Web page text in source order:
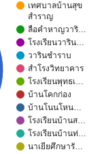
เทศบาลบ้านสุข
สำราญ
ลือคำหาญวาริ…
โรงเรียนวาริน…
วารินชำราบ
สำโรงวิทยาคาร
โรงเรียนพุทธเ…
บ้านโคกก่อง
บ้านโนนโหน…
โรงเรียนบ้านส…
โรงเรียนบ้านท่…
นาเยียศึกษารั…